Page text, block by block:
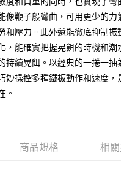
中國信託商業銀行
像鞭子般彎曲，可用更少的力
和壓力。此外還能徹底抑制振
，能確實把握晃餌的時機和潮
持續晃餌。以經典的一捲一抽
妙操控多種鐵板動作和速度，
。
商品規格 相